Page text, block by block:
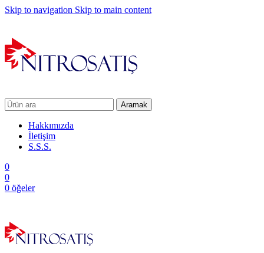
Skip to navigation Skip to main content
Aramak
Hakkımızda
İletişim
S.S.S.
0
0
0 öğeler